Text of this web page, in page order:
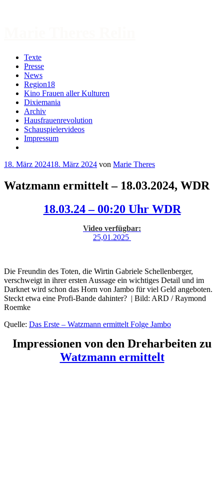
Texte
Presse
News
Region18
Kino Frauen aller Kulturen
Dixiemania
Archiv
Hausfrauenrevolution
Schauspielervideos
Impressum
18. März 202418. März 2024 von Marie Theres
Watzmann ermittelt – 18.03.2024, WDR
18.03.24 – 00:20 Uhr WDR
Video verfügbar:
25,01.2025
Die Freundin des Toten, die Wirtin Gabriele Schellenberger,
verschweigt in ihrer ersten Aussage ein wichtiges Detail und im
Darknet wird schon das Horn von Jambo für viel Geld angeboten.
Steckt etwa eine Profi-Bande dahinter? | Bild: ARD / Raymond
Roemke
Quelle: Das Erste – Watzmann ermittelt Folge Jambo
Impressionen von den Dreharbeiten zu
Watzmann ermittelt